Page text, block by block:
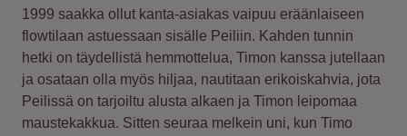
1999 saakka ollut kanta-asiakas vaipuu eräänlaiseen
flowtilaan astuessaan sisälle Peiliin. Kahden tunnin
hetki on täydellistä hemmottelua, Timon kanssa jutellaan
ja osataan olla myös hiljaa, nautitaan erikoiskahvia, jota
Peilissä on tarjoiltu alusta alkaen ja Timon leipomaa
maustekakkua. Sitten seuraa melkein uni, kun Timo